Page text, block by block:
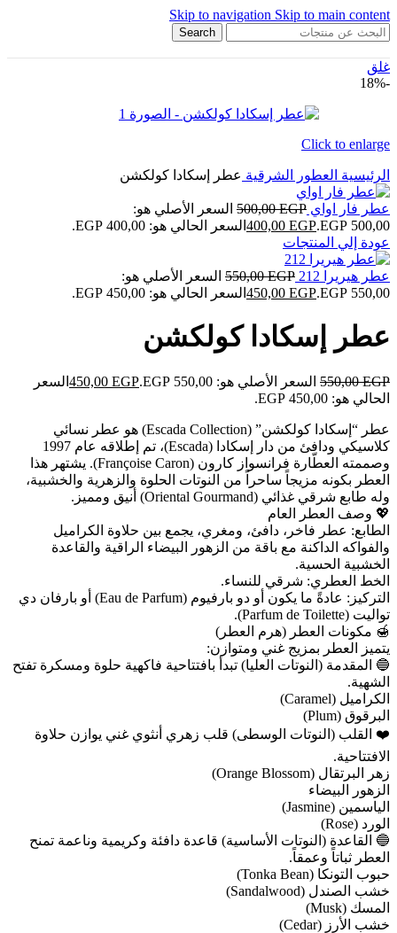
Skip to navigation Skip to main content
Search
غلق
-18%
Click to enlarge
الرئيسية العطور الشرقية عطر إسكادا كولكشن
عطر فار اواي 500,00EGP
السعر الأصلي هو:
500,00 EGP.
400,00 EGP
السعر الحالي هو: 400,00 EGP.
عودة إلي المنتجات
عطر هيريرا 212 550,00EGP
السعر الأصلي هو:
550,00 EGP.
450,00 EGP السعر الحالي هو: 450,00 EGP.
عطر إسكادا كولكشن
550,00EGP السعر الأصلي هو: 550,00 EGP. 450,00 EGP
السعر
الحالي هو: 450,00 EGP.
عطر “إسكادا كولكشن” (Escada Collection) هو عطر نسائي
كلاسيكي ودافئ من دار إسكادا (Escada)، تم إطلاقه عام 1997
وصممته العطّارة فرانسواز كارون (Françoise Caron). يشتهر هذا
العطر بكونه مزيجاً ساحراً من النوتات الحلوة والزهرية والخشبية،
وله طابع شرقي غذائي (Oriental Gourmand) أنيق ومميز.
💖 وصف العطر العام
الطابع: عطر فاخر، دافئ، ومغري، يجمع بين حلاوة الكراميل
والفواكه الداكنة مع باقة من الزهور البيضاء الراقية والقاعدة
الخشبية الحسية.
الخط العطري: شرقي للنساء.
التركيز: عادةً ما يكون أو دو بارفيوم (Eau de Parfum) أو بارفان دي
تواليت (Parfum de Toilette).
🍯 مكونات العطر (هرم العطر)
يتميز العطر بمزيج غني ومتوازن:
🔵 المقدمة (النوتات العليا) تبدأ بافتتاحية فاكهية حلوة ومسكرة تفتح
الشهية.
الكراميل (Caramel)
البرقوق (Plum)
❤️ القلب (النوتات الوسطى) قلب زهري أنثوي غني يوازن حلاوة
الافتتاحية.
زهر البرتقال (Orange Blossom)
الزهور البيضاء
الياسمين (Jasmine)
الورد (Rose)
🔵 القاعدة (النوتات الأساسية) قاعدة دافئة وكريمية وناعمة تمنح
العطر ثباتاً وعمقاً.
حبوب التونكا (Tonka Bean)
خشب الصندل (Sandalwood)
المسك (Musk)
خشب الأرز (Cedar)